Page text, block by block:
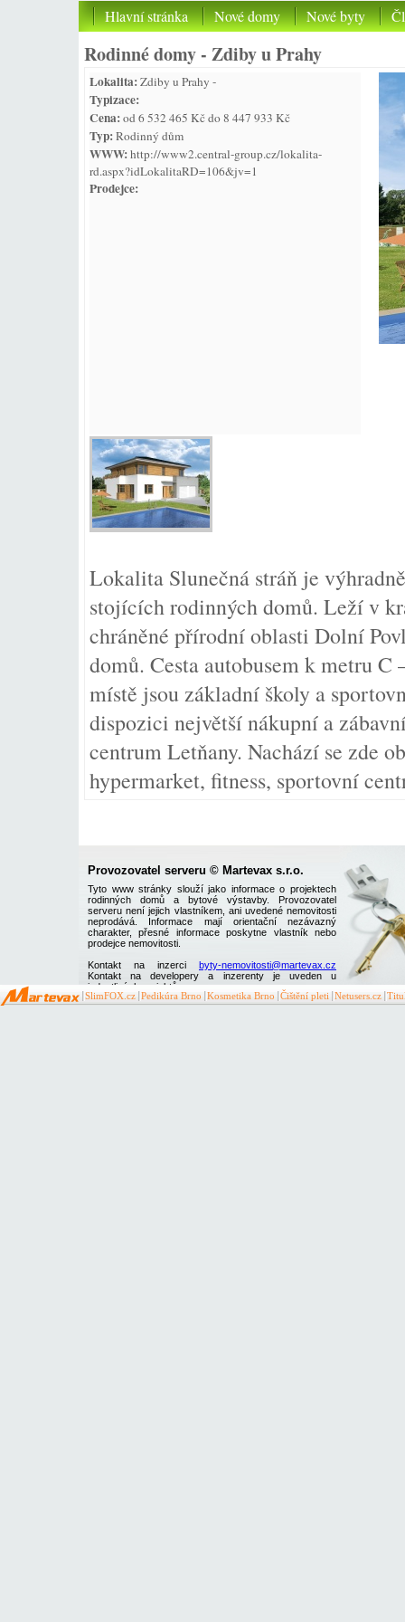
Hlavní stránka Nové domy Nové byty
Rodinné domy - Zdiby u Prahy
Lokalita:Zdiby u Prahy -
Typizace:
Cena:od 6 532 465 Kč do 8 447 933 Kč
Typ:Rodinný dům
WWW:http://www2.central-group.cz/lokalita-
rd.aspx?idLokalitaRD=106&jv=1
Prodejce:
Lokalita Slunečná stráň je
stojících rodinných domů. Leží v
chráněné přírodní oblasti Dolní
domů. Cesta autobusem k metru
místě jsou základní školy a
dispozici největší nákupní a
centrum Letňany. Nachází se zde
hypermarket, fitness, sportovní
Provozovatel serveru © Martevax s.r.o.
Tyto www stránky slouží jako informace o projektech
rodinných domů a bytové výstavby. Provozovatel
serveru není jejich vlastníkem, ani uvedené nemovitosti
neprodává. Informace mají orientační nezávazný
charakter, přesné informace poskytne vlastník nebo
prodejce nemovitosti.
Kontakt na inzerci byty-nemovitosti@martevax.cz
Kontakt na developery a inzerenty je uveden u
jednotlivých projektů
SlimFOX.cz Pedikúra Brno Kosmetika Brno Čištění pleti Netusers.cz